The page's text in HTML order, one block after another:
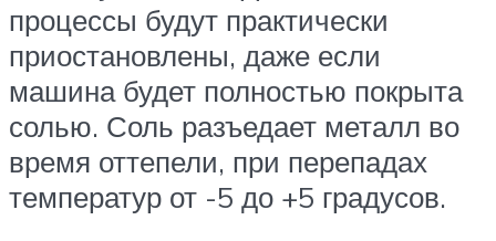
процессы будут практически
приостановлены, даже если
машина будет полностью покрыта
солью. Соль разъедает металл во
время оттепели, при перепадах
температур от -5 до +5 градусов.